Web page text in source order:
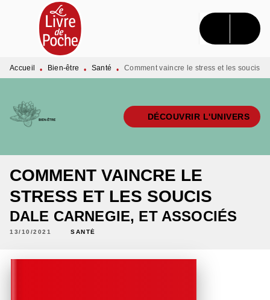
MENU RECHERCHE CONTENU
PIED DE PAGE
Accueil • Bien-être • Santé • Comment vaincre le stress et les soucis
DÉCOUVRIR L'UNIVERS
COMMENT VAINCRE LE
STRESS ET LES SOUCIS
DALE CARNEGIE, ET ASSOCIÉS
13/10/2021 SANTÉ